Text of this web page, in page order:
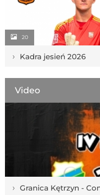
20
› Kadra jesień 2026
Video
› Granica Kętrzyn -